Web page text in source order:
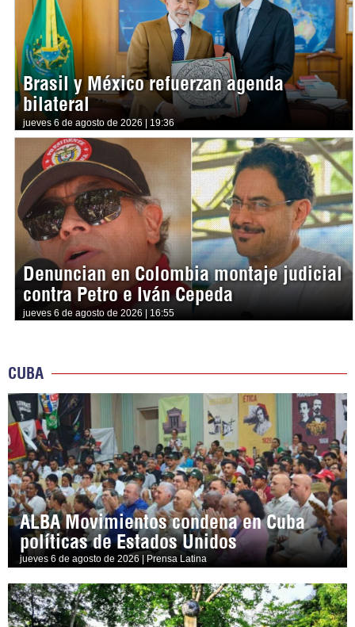
Brasil y México refuerzan agenda
bilateral
jueves 6 de agosto de 2026 | 19:36
Denuncian en Colombia montaje judicial
contra Petro e Iván Cepeda
jueves 6 de agosto de 2026 | 16:55
CUBA
ALBA Movimientos condena en Cuba
políticas de Estados Unidos
jueves 6 de agosto de 2026 | Prensa Latina